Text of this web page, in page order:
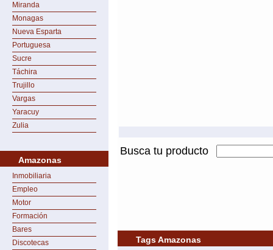
Miranda
Monagas
Nueva Esparta
Portuguesa
Sucre
Táchira
Trujillo
Vargas
Yaracuy
Zulia
Amazonas
Inmobiliaria
Empleo
Motor
Formación
Bares
Discotecas
Busca tu producto
Tags Amazonas